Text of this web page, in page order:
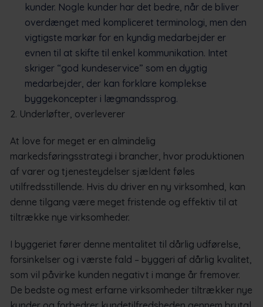
kunder. Nogle kunder har det bedre, når de bliver
overdænget med kompliceret terminologi, men den
vigtigste markør for en kyndig medarbejder er
evnen til at skifte til enkel kommunikation. Intet
skriger “god kundeservice” som en dygtig
medarbejder, der kan forklare komplekse
byggekoncepter i lægmandssprog.
2. Underløfter, overleverer
At love for meget er en almindelig
markedsføringsstrategi i brancher, hvor produktionen
af varer og tjenesteydelser sjældent føles
utilfredsstillende. Hvis du driver en ny virksomhed, kan
denne tilgang være meget fristende og effektiv til at
tiltrække nye virksomheder.
I byggeriet fører denne mentalitet til dårlig udførelse,
forsinkelser og i værste fald – byggeri af dårlig kvalitet,
som vil påvirke kunden negativt i mange år fremover.
De bedste og mest erfarne virksomheder tiltrækker nye